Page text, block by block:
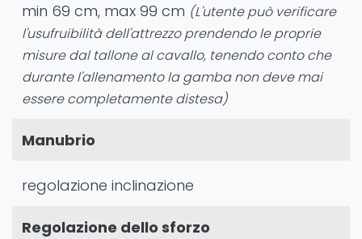
min 69 cm, max 99 cm (L'utente può verificare
l'usufruibilità dell'attrezzo prendendo le proprie
misure dal tallone al cavallo, tenendo conto che
durante l'allenamento la gamba non deve mai
essere completamente distesa)
Manubrio
regolazione inclinazione
Regolazione dello sforzo